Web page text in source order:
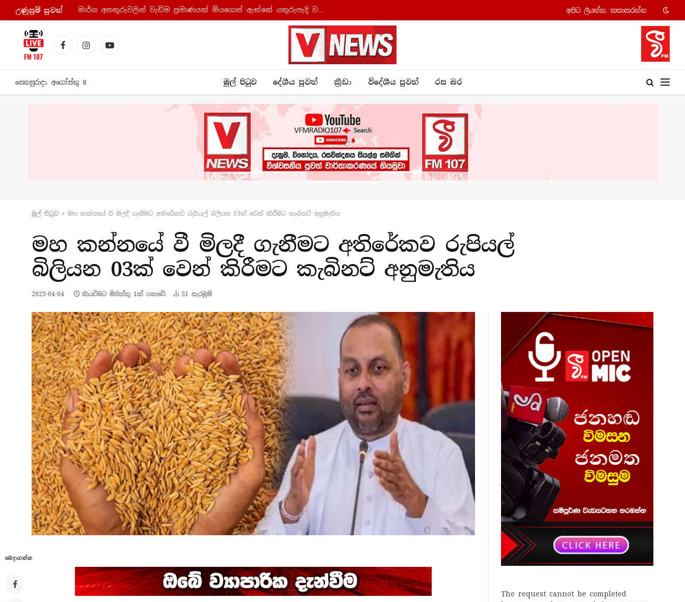
උණුසුම් පුව​ත් මාර්ග අනතුරුවලින් වැඩිම ප්‍රමාණයක් මියගොස් ඇත්තේ යතුරුපැදි වලින් බවට අනාවරණයක් අපි​ට ලියන්න, කතාකරන්​න
FacebookInstagramYouTube
සෙනසුරාදා, අගෝස්තු 8 මුල් පිටුව දේශීය පුව​ත් ක්‍රී​ඩා විදේශීය පුවත් රස බ​ර
මුල් පිටු​ව » මහ කන්නයේ වී මිලදී ගැනීමට අතිරේකව රුපියල් බිලියන 03ක් වෙන් කිරීමට කැබිනට් අනුමැතිය
මහ කන්නයේ වී මිලදී ගැනීමට අතිරේකව රුපියල්
බිලියන 03ක් වෙන් කිරීමට කැබිනට් අනුමැතිය
2023-04-04 කියවීමට මිනිත්තු 1ක් ගතවේ. 51 නැරඹු​ම්
බෙදාගන්​න
The request cannot be completed